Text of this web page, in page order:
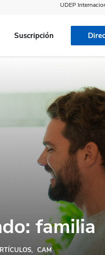
UDEP
Suscripción
familia
CAM